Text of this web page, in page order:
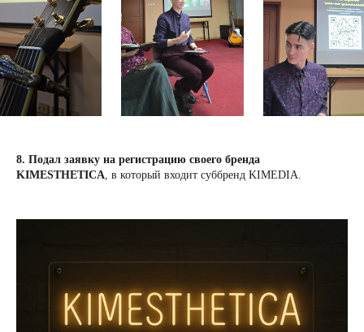
8. Подал заявку на регистрацию своего бренда
KIMESTHETICA, в который входит суббренд KIMEDIA.